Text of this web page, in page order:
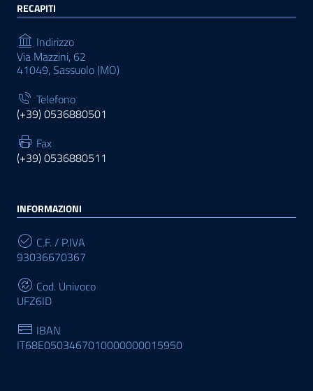
RECAPITI
Indirizzo
Via Mazzini, 62
41049, Sassuolo (MO)
Telefono
(+39) 0536880501
Fax
(+39) 0536880511
INFORMAZIONI
C.F. / P.IVA
93036670367
Cod. Univoco
UFZ6ID
IBAN
IT68E0503467010000000015950